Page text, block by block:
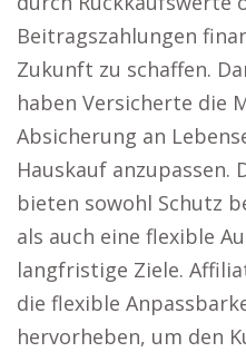
Beitragszahlungen
Zukunft zu schaffen.
haben Versicherte die
Absicherung an
Hauskauf anzupassen.
bieten sowohl Schutz
als auch eine flexible
langfristige Ziele.
die flexible
hervorheben, um den